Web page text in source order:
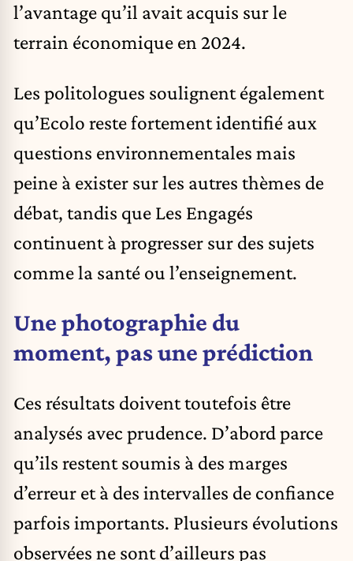
l’avantage qu’il avait acquis sur le
terrain économique en 2024.
Les politologues soulignent également
qu’Ecolo reste fortement identifié aux
questions environnementales mais
peine à exister sur les autres thèmes de
débat, tandis que Les Engagés
continuent à progresser sur des sujets
comme la santé ou l’enseignement.
Une photographie du
moment, pas une prédiction
Ces résultats doivent toutefois être
analysés avec prudence. D’abord parce
qu’ils restent soumis à des marges
d’erreur et à des intervalles de confiance
parfois importants. Plusieurs évolutions
observées ne sont d’ailleurs pas